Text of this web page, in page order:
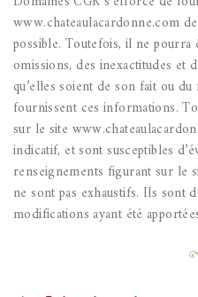
www.chateaulacardonne.com
possible. Toutefois, il ne pourra
omissions, des inexactitudes et
qu’elles soient de son fait ou
fournissent ces informations.
sur le site
indicatif, et sont susceptibles
renseignements figurant sur le
ne sont pas exhaustifs. Ils sont
modifications ayant été